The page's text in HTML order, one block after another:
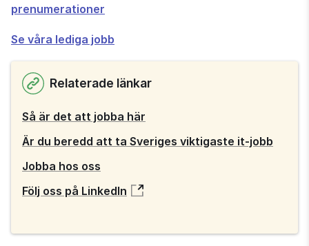
prenumerationer
i
fönster
Se våra lediga jobb
Relaterade länkar
Så är det att jobba här
Är du beredd att ta Sveriges viktigaste it-jobb
Jobba hos oss
Följ oss på LinkedIn